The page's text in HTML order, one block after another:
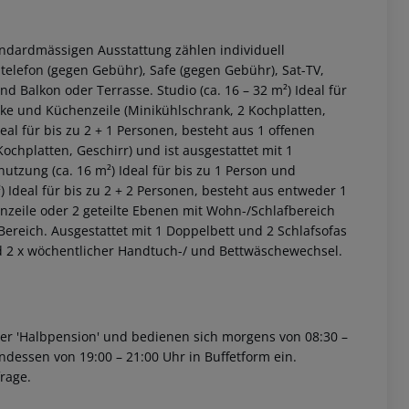
Ausstattung zählen individuell
(gegen Gebühr), Safe (gegen Gebühr), Sat-TV,
Balkon oder Terrasse. Studio (ca. 16 – 32 m²) Ideal für
und Küchenzeile (Minikühlschrank, 2 Kochplatten,
für bis zu 2 + 1 Personen, besteht aus 1 offenen
Geschirr) und ist ausgestattet mit 1
(ca. 16 m²) Ideal für bis zu 1 Person und
Ideal für bis zu 2 + 2 Personen, besteht aus entweder 1
oder 2 geteilte Ebenen mit Wohn-/Schlafbereich
Ausgestattet mit 1 Doppelbett und 2 Schlafsofas
x wöchentlicher Handtuch-/ und Bettwäschewechsel.
'Halbpension' und bedienen sich morgens von 08:30 –
von 19:00 – 21:00 Uhr in Buffetform ein.